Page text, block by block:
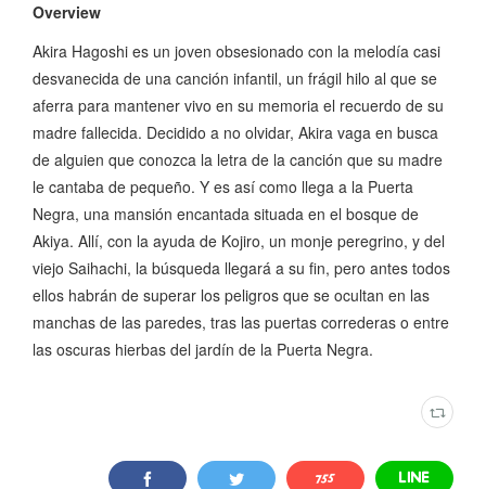
Overview
Akira Hagoshi es un joven obsesionado con la melodía casi
desvanecida de una canción infantil, un frágil hilo al que se
aferra para mantener vivo en su memoria el recuerdo de su
madre fallecida. Decidido a no olvidar, Akira vaga en busca
de alguien que conozca la letra de la canción que su madre
le cantaba de pequeño. Y es así como llega a la Puerta
Negra, una mansión encantada situada en el bosque de
Akiya. Allí, con la ayuda de Kojiro, un monje peregrino, y del
viejo Saihachi, la búsqueda llegará a su fin, pero antes todos
ellos habrán de superar los peligros que se ocultan en las
manchas de las paredes, tras las puertas correderas o entre
las oscuras hierbas del jardín de la Puerta Negra.